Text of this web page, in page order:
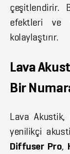
çeşitlendirir.
efektleri ve
kolaylaştırır.
Lava
Bir
Lava
yenilikçi
Diffuser Pro,